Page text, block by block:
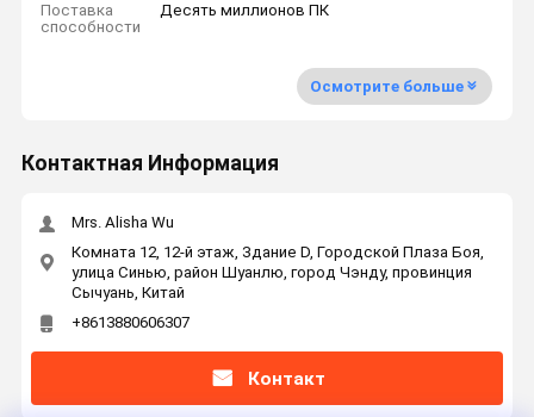
Поставка
способности
Десять миллионов ПК
Осмотрите больше
Контактная Информация
Mrs. Alisha Wu
Комната 12, 12-й этаж, Здание D, Городской Плаза Боя,
улица Синью, район Шуанлю, город Чэнду, провинция
Сычуань, Китай
+8613880606307
Контакт